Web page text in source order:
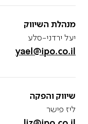
מנהלת השיווק
יעל ירדני-סלע
yael@ipo.co.il
שיווק והפקה
ליז פישר